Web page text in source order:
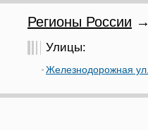
Регионы России →
Улицы:
Железнодорожная ул.